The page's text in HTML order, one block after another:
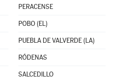
PERACENSE
POBO (EL)
PUEBLA DE VALVERDE (LA)
RÓDENAS
SALCEDILLO